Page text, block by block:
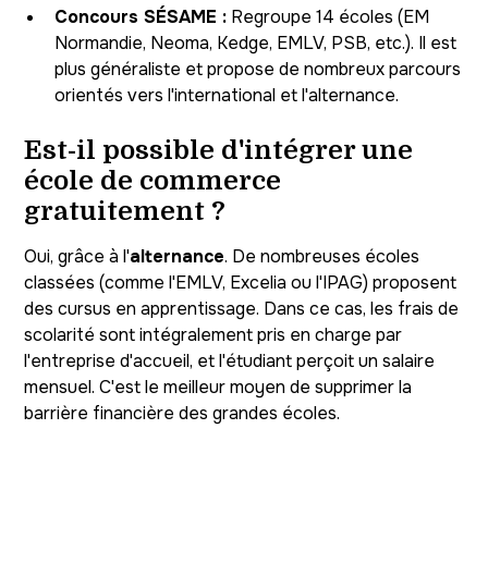
Concours SÉSAME : Regroupe 14 écoles (EM
Normandie, Neoma, Kedge, EMLV, PSB, etc.). Il est
plus généraliste et propose de nombreux parcours
orientés vers l'international et l'alternance.
Est-il possible d'intégrer une
école de commerce
gratuitement ?
Oui, grâce à l'alternance. De nombreuses écoles
classées (comme l'EMLV, Excelia ou l'IPAG) proposent
des cursus en apprentissage. Dans ce cas, les frais de
scolarité sont intégralement pris en charge par
l'entreprise d'accueil, et l'étudiant perçoit un salaire
mensuel. C'est le meilleur moyen de supprimer la
barrière financière des grandes écoles.